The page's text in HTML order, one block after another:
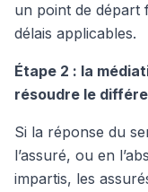
un point de départ
délais applicables.
Étape 2 : la
résoudre le
Si la réponse du
l’assuré, ou en
impartis, les